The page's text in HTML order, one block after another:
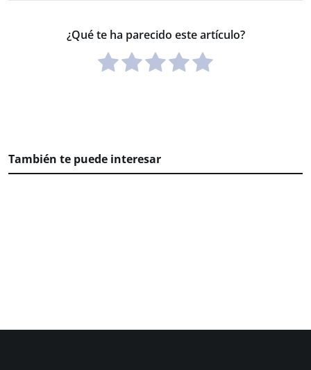
¿Qué te ha parecido este artículo?
También te puede interesar